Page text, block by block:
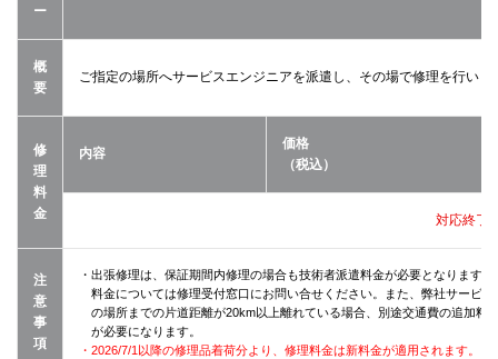
ー
概
要
ご指定の場所へサービスエンジニアを派遣し、その場で修理を行いま
修
理
料
金
内容
価格
（税込）
対応終了
注
意
事
項
・出張修理は、保証期間内修理の場合も技術者派遣料金が必要となります
料金については修理受付窓口にお問い合せください。また、弊社サービ
の場所までの片道距離が20km以上離れている場合、別途交通費の追加
が必要になります。
・2026/7/1以降の修理品着荷分より、修理料金は新料金が適用されます。